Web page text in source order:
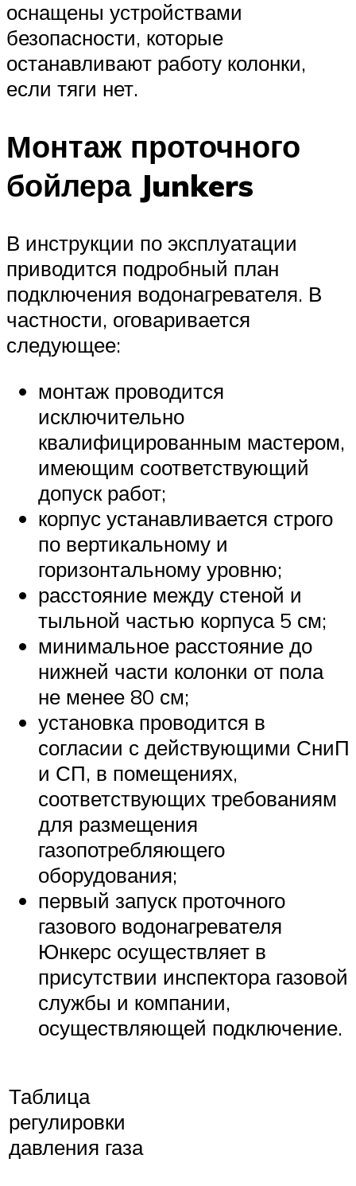
оснащены устройствами
безопасности, которые
останавливают работу колонки,
если тяги нет.
Монтаж проточного
бойлера Junkers
В инструкции по эксплуатации
приводится подробный план
подключения водонагревателя. В
частности, оговаривается
следующее:
монтаж проводится
исключительно
квалифицированным мастером,
имеющим соответствующий
допуск работ;
корпус устанавливается строго
по вертикальному и
горизонтальному уровню;
расстояние между стеной и
тыльной частью корпуса 5 см;
минимальное расстояние до
нижней части колонки от пола
не менее 80 см;
установка проводится в
согласии с действующими СниП
и СП, в помещениях,
соответствующих требованиям
для размещения
газопотребляющего
оборудования;
первый запуск проточного
газового водонагревателя
Юнкерс осуществляет в
присутствии инспектора газовой
службы и компании,
осуществляющей подключение.
Таблица
регулировки
давления газа